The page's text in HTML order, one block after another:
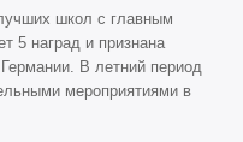
школ с главным
5 наград и признана
В летний период
мероприятиями в